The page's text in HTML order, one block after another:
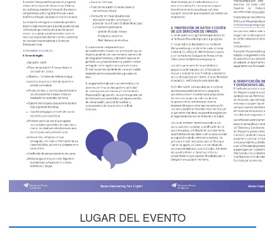
LUGAR DEL EVENTO